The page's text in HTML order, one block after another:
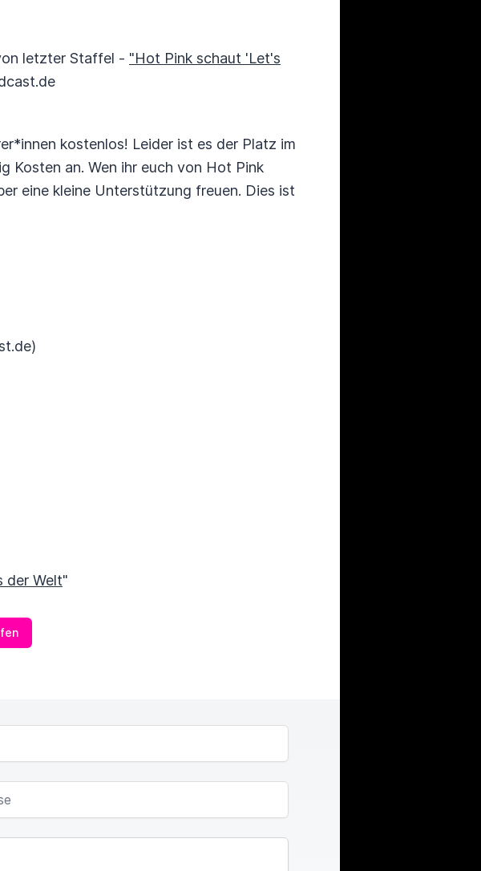
letzter Staffel - "Hot Pink schaut 'Let's
kostenlos! Leider ist es der Platz im
Kosten an. Wen ihr euch von Hot Pink
eine kleine Unterstützung freuen. Dies ist
der Welt"